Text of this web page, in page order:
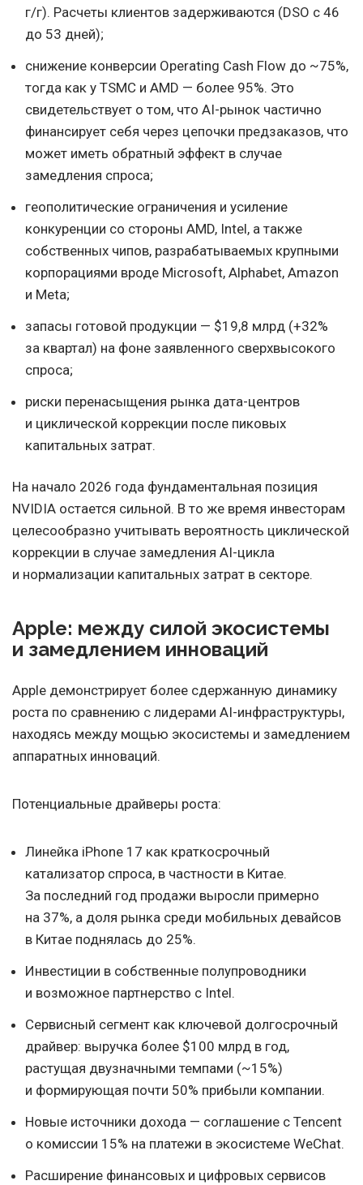
г/г). Расчеты клиентов задерживаются (DSO с 46
до 53 дней);
снижение конверсии Operating Cash Flow до ~75%,
тогда как у TSMC и AMD — более 95%. Это
свидетельствует о том, что AI-рынок частично
финансирует себя через цепочки предзаказов, что
может иметь обратный эффект в случае
замедления спроса;
геополитические ограничения и усиление
конкуренции со стороны AMD, Intel, а также
собственных чипов, разрабатываемых крупными
корпорациями вроде Microsoft, Alphabet, Amazon
и Meta;
запасы готовой продукции — $19,8 млрд (+32%
за квартал) на фоне заявленного сверхвысокого
спроса;
риски перенасыщения рынка дата-центров
и циклической коррекции после пиковых
капитальных затрат.
На начало 2026 года фундаментальная позиция
NVIDIA остается сильной. В то же время инвесторам
целесообразно учитывать вероятность циклической
коррекции в случае замедления AI-цикла
и нормализации капитальных затрат в секторе.
Apple: между силой экосистемы
и замедлением инноваций
Apple демонстрирует более сдержанную динамику
роста по сравнению с лидерами AI-инфраструктуры,
находясь между мощью экосистемы и замедлением
аппаратных инноваций.
Потенциальные драйверы роста:
Линейка iPhone 17 как краткосрочный
катализатор спроса, в частности в Китае.
За последний год продажи выросли примерно
на 37%, а доля рынка среди мобильных девайсов
в Китае поднялась до 25%.
Инвестиции в собственные полупроводники
и возможное партнерство с Intel.
Сервисный сегмент как ключевой долгосрочный
драйвер: выручка более $100 млрд в год,
растущая двузначными темпами (~15%)
и формирующая почти 50% прибыли компании.
Новые источники дохода — соглашение с Tencent
о комиссии 15% на платежи в экосистеме WeChat.
Расширение финансовых и цифровых сервисов